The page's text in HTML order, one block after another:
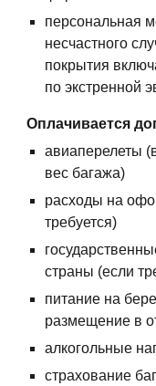
персональная
несчастного
покрытия
по экстренной
Оплачивается
авиаперелеты
вес багажа)
расходы на
требуется)
страны (если
питание на
размещение в
алкогольные
страхование